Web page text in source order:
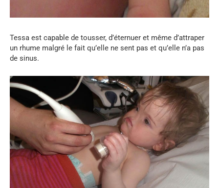
Tessa est capable de tousser, d’éternuer et même d’attraper
un rhume malgré le fait qu’elle ne sent pas et qu’elle n’a pas
de sinus.